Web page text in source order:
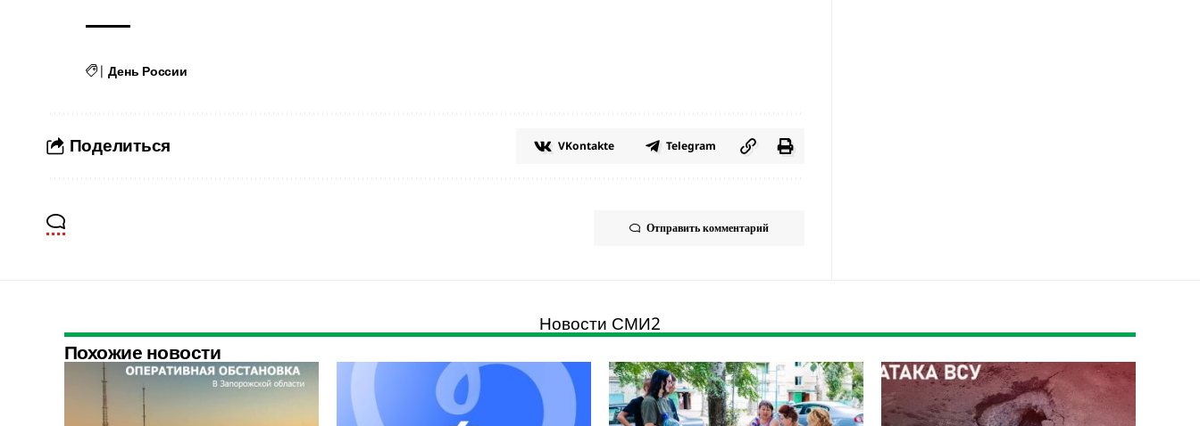
| День России
Поделиться VKontakte Telegram
Отправить комментарий
Новости СМИ2
Похожие новости